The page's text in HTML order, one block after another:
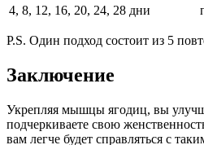
4, 8, 12, 16, 20, 24, 28 дни
P.S. Один подход состоит из 5
Заключение
Укрепляя мышцы ягодиц, вы
подчеркиваете свою
вам легче будет справляться с